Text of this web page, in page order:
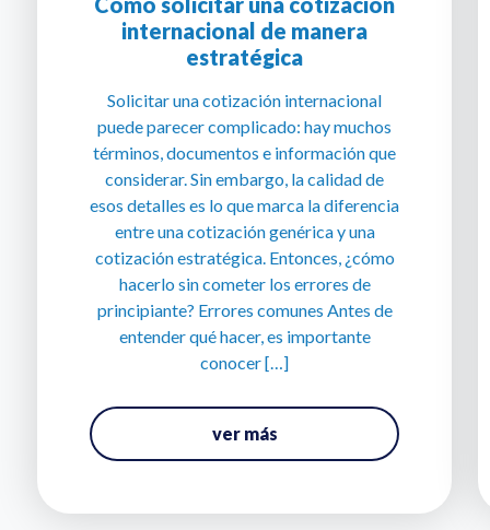
internacional de manera
estratégica
Solicitar una cotización internacional
puede parecer complicado: hay muchos
términos, documentos e información que
considerar. Sin embargo, la calidad de
esos detalles es lo que marca la diferencia
entre una cotización genérica y una
cotización estratégica. Entonces, ¿cómo
hacerlo sin cometer los errores de
principiante? Errores comunes Antes de
entender qué hacer, es importante
conocer […]
ver más